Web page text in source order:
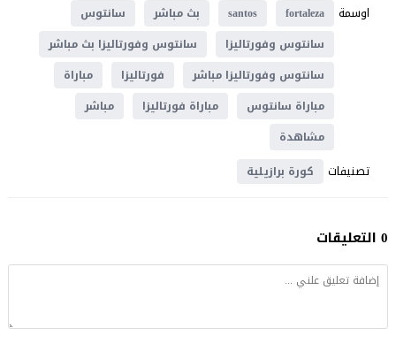
اوسمة
fortaleza
santos بث مباشر
سانتوس
سانتوس وفورتاليزا
سانتوس وفورتاليزا بث مباشر
سانتوس وفورتاليزا مباشر
فورتاليزا
مباراة
مباراة سانتوس
مباراة فورتاليزا
مباشر
مشاهدة
تصنيفات كورة برازيلية
0 التعليقات